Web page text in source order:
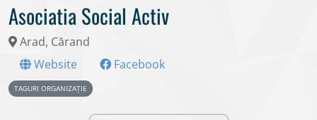
Asociatia Social Activ
Arad, Cărand
Website
Facebook
TAGURI ORGANIZAȚIE